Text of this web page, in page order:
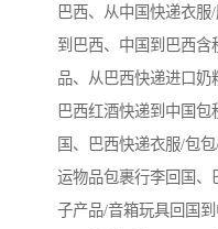
巴西、从中国快递衣
到巴西、中国到巴西
品、从巴西快递进口奶
巴西红酒快递到中国
国、巴西快递衣服/包
运物品包裹行李回国、
子产品/音箱玩具回国